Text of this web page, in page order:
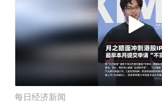
每日经济新闻